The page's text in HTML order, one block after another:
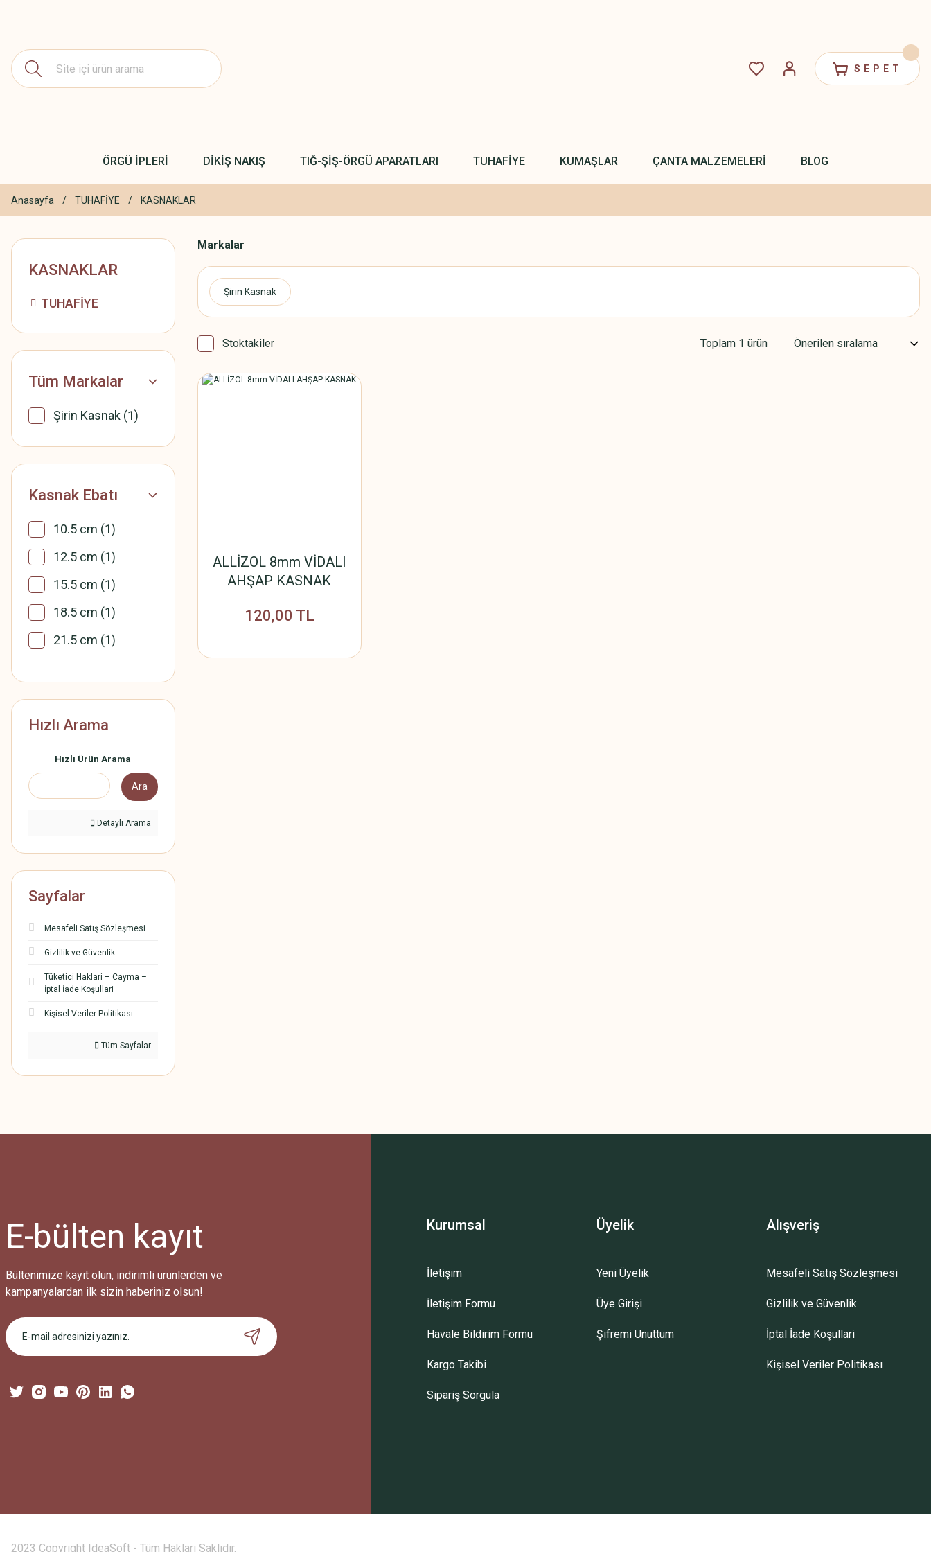
SEPET
ÖRGÜ İPLERİ DİKİŞ NAKIŞ TIĞ-ŞİŞ-ÖRGÜ APARATLARI TUHAFİYE KUMAŞLAR ÇANTA MALZEMELERİ BLOG
Anasayfa TUHAFİYE KASNAKLAR
KASNAKLAR
TUHAFİYE
Tüm Markalar
Şirin Kasnak (1)
Kasnak Ebatı
10.5 cm (1)
12.5 cm (1)
15.5 cm (1)
18.5 cm (1)
21.5 cm (1)
30.5 cm (1)
Hızlı Arama
Hızlı Ürün Arama
Ara
Detaylı Arama
Sayfalar
Mesafeli Satış Sözleşmesi
Gizlilik ve Güvenlik
Tüketici Haklari – Cayma –
İptal İade Koşullari
Kişisel Veriler Politikası
Tüm Sayfalar
Markalar
Şirin Kasnak
Stoktakiler Toplam 1 ürün
ALLİZOL 8mm VİDALI
AHŞAP KASNAK
120,00 TL
E-bülten kayıt
Bültenimize kayıt olun, indirimli ürünlerden ve
kampanyalardan ilk sizin haberiniz olsun!
Kurumsal
İletişim
İletişim Formu
Havale Bildirim Formu
Kargo Takibi
Sipariş Sorgula
Üyelik
Yeni Üyelik
Üye Girişi
Şifremi Unuttum
Alışveriş
Mesafeli Satış Sözleşmesi
Gizlilik ve Güvenlik
İptal İade Koşullari
Kişisel Veriler Politikası
2023 Copyright IdeaSoft - Tüm Hakları Saklıdır.